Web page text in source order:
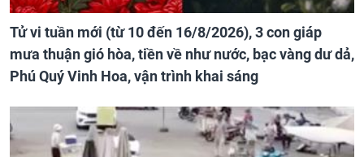
Tử vi tuần mới (từ 10 đến 16/8/2026), 3 con giáp
mưa thuận gió hòa, tiền về như nước, bạc vàng dư dả,
Phú Quý Vinh Hoa, vận trình khai sáng